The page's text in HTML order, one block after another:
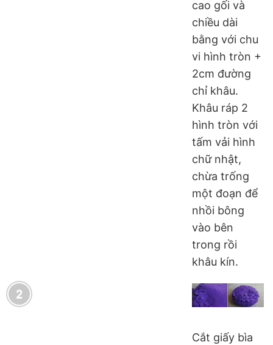
cao gối và
chiều dài
bằng với chu
vi hình tròn +
2cm đường
chỉ khâu.
Khâu ráp 2
hình tròn với
tấm vải hình
chữ nhật,
chừa trống
một đoạn để
nhồi bông
vào bên
trong rồi
khâu kín.
Cắt giấy bìa